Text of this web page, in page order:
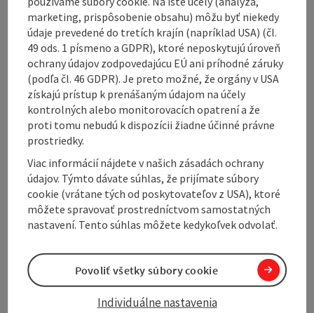
Following the successful renovation of the village,
the old farms and the little church with its Gothic
statues of saints in Elz are well worth a visit.
Here we also meet the "Burgen- und Schlösserweg",
which leads into the beautiful Flanitztal valley to
Gutau. At the end of the village, the K 33 hiking trail
branches off to ...
Display complete description
Tour and route information
Along the trail
marketing, prispôsobenie obsahu) môžu byť niekedy
údaje prevedené do tretích krajín (napríklad USA) (čl.
49 ods. 1 písmeno a GDPR), ktoré neposkytujú úroveň
ochrany údajov zodpovedajúcu EÚ ani príhodné záruky
(podľa čl. 46 GDPR). Je preto možné, že orgány v USA
získajú prístup k prenášaným údajom na účely
kontrolných alebo monitorovacích opatrení a že
proti tomu nebudú k dispozícii žiadne účinné právne
prostriedky.
Viac informácií nájdete v našich zásadách ochrany
údajov. Týmto dávate súhlas, že prijímate súbory
cookie (vrátane tých od poskytovateľov z USA), ktoré
môžete spravovať prostredníctvom samostatných
nastavení. Tento súhlas môžete kedykoľvek odvolať.
Individuálne nastavenia
Povoliť všetky súbory cookie